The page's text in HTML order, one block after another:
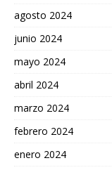
agosto 2024
junio 2024
mayo 2024
abril 2024
marzo 2024
febrero 2024
enero 2024